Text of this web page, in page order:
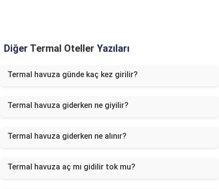
Diğer Termal Oteller Yazıları
Termal havuza günde kaç kez girilir?
Termal havuza giderken ne giyilir?
Termal havuza giderken ne alınır?
Termal havuza aç mı gidilir tok mu?